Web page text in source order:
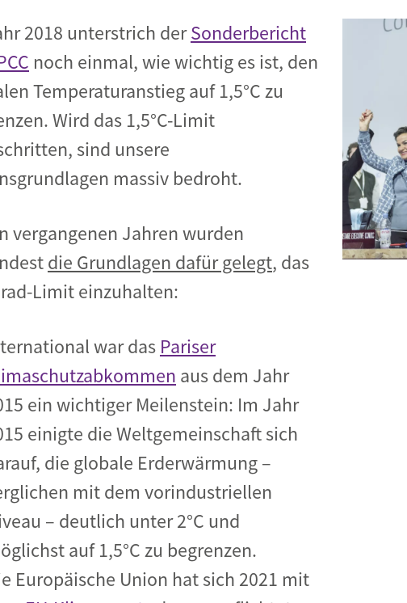
2018 unterstrich derSonderbericht
noch einmal, wie wichtig es ist, den
Temperaturanstieg auf 1,5°C zu
Wird das 1,5°C-Limit
sind unsere
massiv bedroht.
vergangenen Jahren wurden
die Grundlagen dafür gelegt, das
Limit einzuhalten:
war das Pariser
aus dem Jahr
ein wichtiger Meilenstein: Im Jahr
einigte die Weltgemeinschaft sich
die globale Erderwärmung –
mit dem vorindustriellen
– deutlich unter 2°C und
auf 1,5°C zu begrenzen.
Europäische Union hat sich 2021 mit